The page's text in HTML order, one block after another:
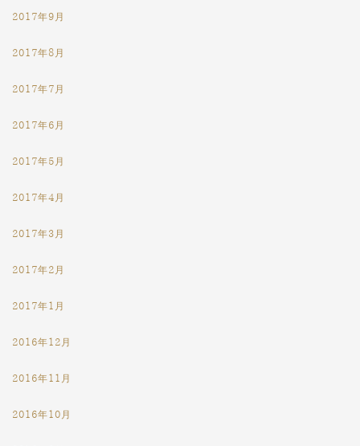
2017年9月
2017年8月
2017年7月
2017年6月
2017年5月
2017年4月
2017年3月
2017年2月
2017年1月
2016年12月
2016年11月
2016年10月